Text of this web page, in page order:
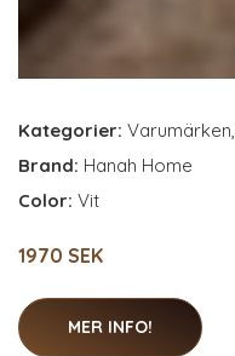
Kategorier: Varumärken,
Brand: Hanah Home
Color: Vit
1970 SEK
MER INFO!